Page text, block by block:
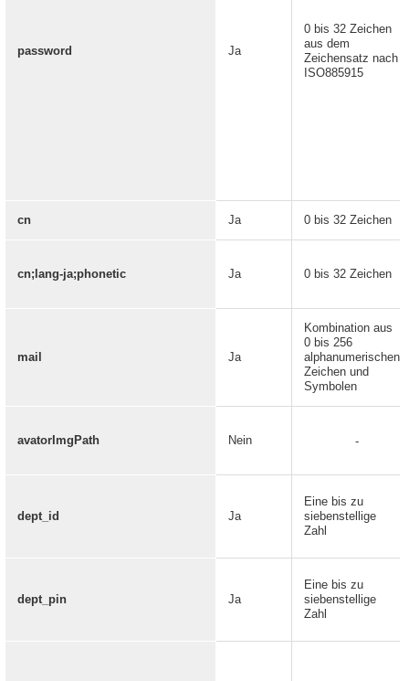
password Ja
0 bis 32 Zeichen
aus dem
Zeichensatz nach
ISO885915
cn Ja 0 bis 32 Zeichen
cn;lang-ja;phonetic Ja 0 bis 32 Zeichen
mail Ja
Kombination aus
0 bis 256
alphanumerischen
Zeichen und
Symbolen
avatorImgPath Nein -
dept_id Ja
Eine bis zu
siebenstellige
Zahl
dept_pin Ja
Eine bis zu
siebenstellige
Zahl